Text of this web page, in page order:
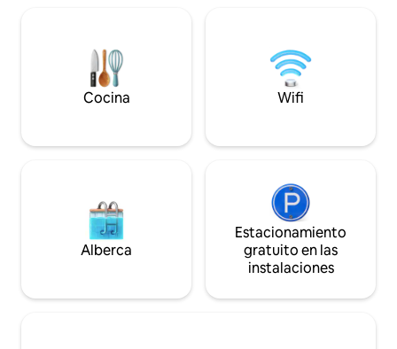
naturaleza a su puerta sin estar lejos de
lo que hace que Eleuthera sea especial.
hueso), una
arena, kayaks,
esnórquel justo al
Cocina Wifi
Alberca
Estacionamiento
gratuito en las
instalaciones